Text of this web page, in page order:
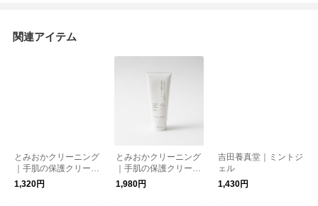
関連アイテム
とみおかクリーニング
｜手肌の保護クリーム
30g
1,320円
とみおかクリーニング
｜手肌の保護クリーム
100g
1,980円
吉田養真堂｜ミントジ
ェル
1,430円